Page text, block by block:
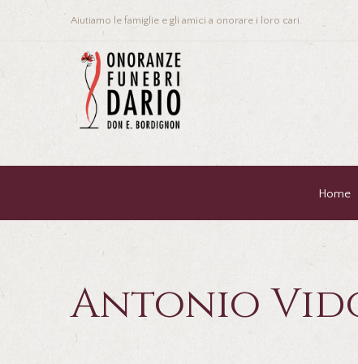
Aiutiamo le famiglie e gli amici a onorare i loro cari.
Home
Antonio